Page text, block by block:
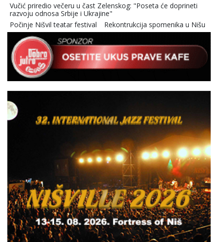
Vučić priredio večeru u čast Zelenskog: "Poseta će doprineti
razvoju odnosa Srbije i Ukrajine"
Počinje Nišvil teatar festival
Rekontrukcija spomenika u Nišu